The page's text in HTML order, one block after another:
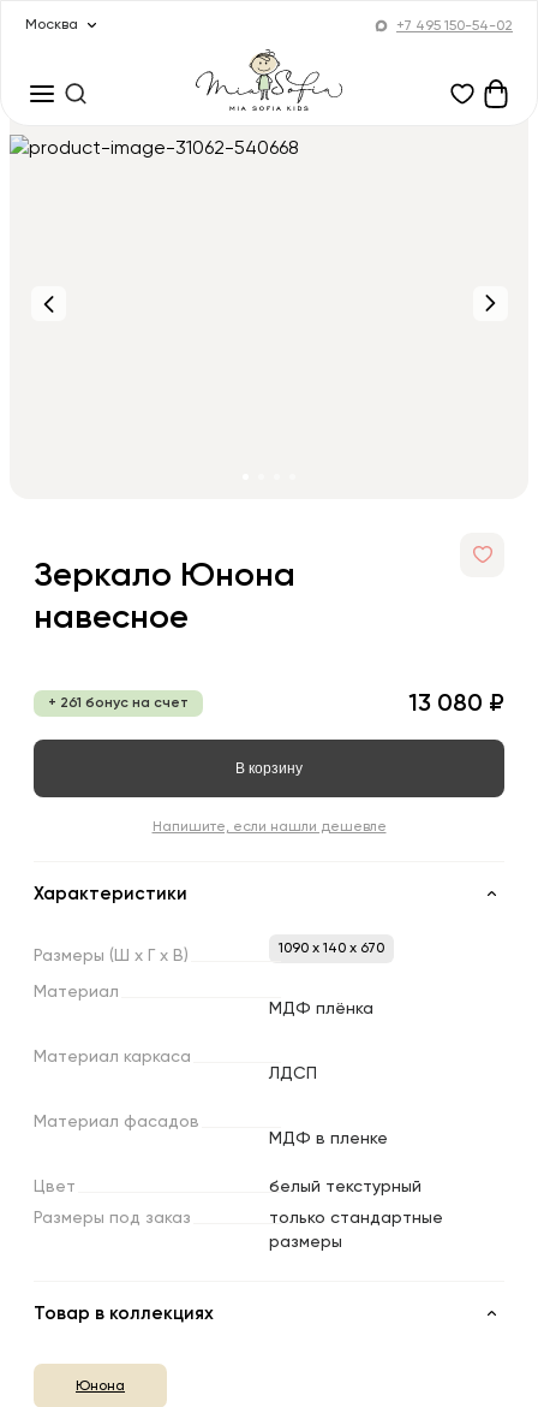
Москва +7 495 150-54-02
Зеркало Юнона
навесное
+ 261 бонус на счет 13 080 ₽
В корзину
Напишите, если нашли дешевле
Характеристики
Размеры (Ш х х В) 1090 x 140 x 670
Материал
МДФ плёнка
Материал каркаса
ЛДСП
Материал фасадов
МДФ в пленке
Цвет
белый текстурный
Размеры под заказ
только стандартные
размеры
Товар в коллекциях
Юнона